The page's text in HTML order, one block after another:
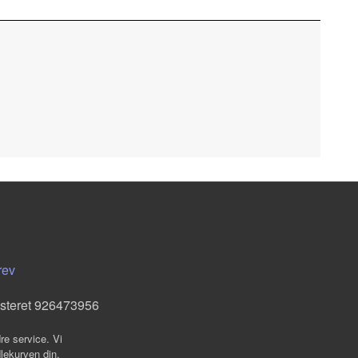
926473956
service. Vi
din.